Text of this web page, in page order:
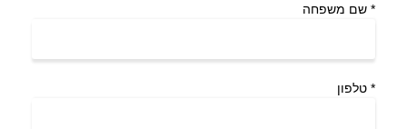
* שם משפחה
* טלפון